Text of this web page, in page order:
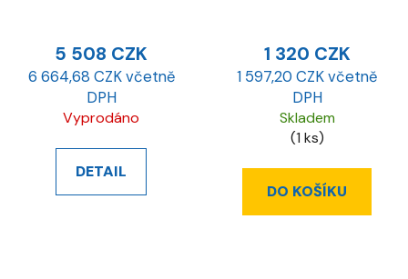
5 508 CZK
6 664,68 CZK včetně
DPH
Vyprodáno
DETAIL
1 320 CZK
1 597,20 CZK včetně
DPH
Skladem
(1 ks)
DO KOŠÍKU